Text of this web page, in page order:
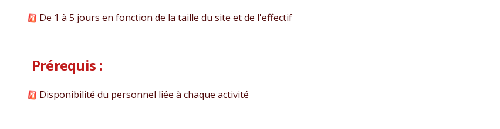
De 1 à 5 jours en fonction de la taille du site et de l'effectif
Prérequis :
Disponibilité du personnel liée à chaque activité